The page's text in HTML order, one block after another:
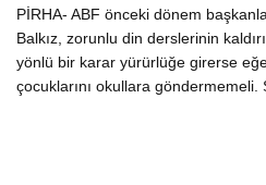
PİRHA- ABF önceki dönem
Balkız, zorunlu din derslerinin
yönlü bir karar yürürlüğe girerse
çocuklarını okullara göndermemeli.